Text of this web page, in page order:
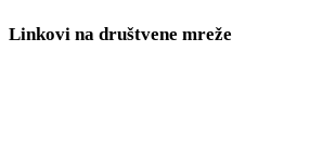
Linkovi na društvene mreže